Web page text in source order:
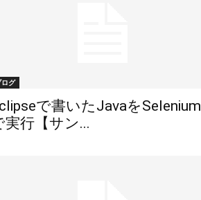
グ
で書いたJavaをSelenium
実行【サン...